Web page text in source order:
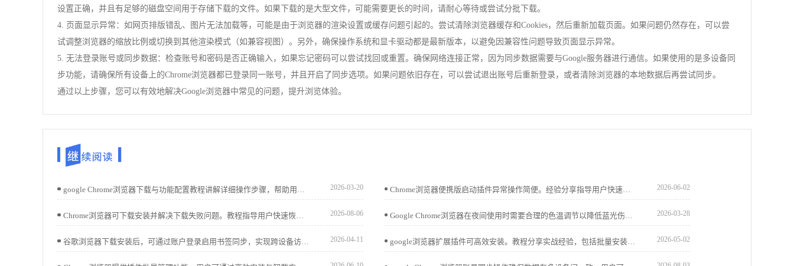
设置正确，并且有足够的磁盘空间用于存储下载的文件。如果下载的是大型文件，可能需要更长的时间，请耐心等待或尝试分批下载。
4. 页面显示异常：如网页排版错乱、图片无法加载等，可能是由于浏览器的渲染设置或缓存问题引起的。尝试清除浏览器缓存和Cookies，然后重新加载页面。如果问题仍然存在，可以尝
试调整浏览器的缩放比例或切换到其他渲染模式（如兼容视图）。另外，确保操作系统和显卡驱动都是最新版本，以避免因兼容性问题导致页面显示异常。
5. 无法登录账号或同步数据：检查账号和密码是否正确输入，如果忘记密码可以尝试找回或重置。确保网络连接正常，因为同步数据需要与Google服务器进行通信。如果使用的是多设备同
步功能，请确保所有设备上的Chrome浏览器都已登录同一账号，并且开启了同步选项。如果问题依旧存在，可以尝试退出账号后重新登录，或者清除浏览器的本地数据后再尝试同步。
通过以上步骤，您可以有效地解决Google浏览器中常见的问题，提升浏览体验。
google Chrome浏览器下载与功能配置教程讲解详细操作步骤，帮助用户完成安装并优化功能设置，包括插件管理、界面调整及性能提升，提升浏览体验。 2026-03-20 Chrome浏览器便携版启动插件异常操作简便。经验分享指导用户快速处理异常，提高操作效率，保证整体使用体验顺畅可靠。 2026-06-02
Chrome浏览器可下载安装并解决下载失败问题。教程指导用户快速恢复下载，提高操作便捷性，实现高效顺畅使用体验。 2026-08-06 Google Chrome浏览器在夜间使用时需要合理的色温调节以降低蓝光伤害。本教程在详解官方下载与安装路径后，重点分享开启实验性全局暗黑模式及配置高质感护眼皮肤的实操心得，为您营造柔和的视觉环境，全方位守护眼部健康。 2026-03-28
谷歌浏览器下载安装后，可通过账户登录启用书签同步，实现跨设备访问书签和收藏夹，保证数据一致性和便捷操作。 2026-04-11 google浏览器扩展插件可高效安装。教程分享实战经验，包括批量安装、权限设置和配置技巧，帮助用户快速管理插件，提高浏览器使用效率。 2026-05-02